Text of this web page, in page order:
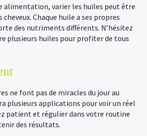
alimentation, varier les huiles peut être
Chaque huile a ses propres
des nutriments différents. N’hésitez
plusieurs huiles pour profiter de tous
ne font pas de miracles du jour au
plusieurs applications pour voir un réel
patient et régulier dans votre routine
des résultats.